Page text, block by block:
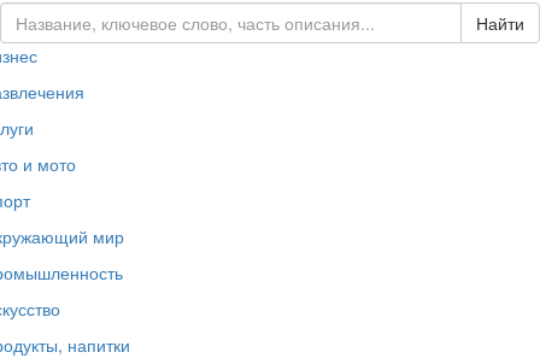
и мото
мир
напитки